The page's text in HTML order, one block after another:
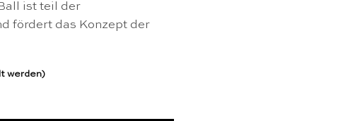
ist teil der
fördert das Konzept der
werden)